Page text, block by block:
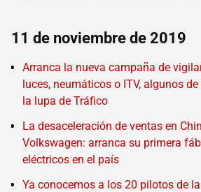
11 de noviembre de 2019
Arranca la nueva campaña de
luces, neumáticos o ITV, algunos
la lupa de Tráfico
La desaceleración de ventas en
Volkswagen: arranca su primera
eléctricos en el país
Ya conocemos a los 20 pilotos de